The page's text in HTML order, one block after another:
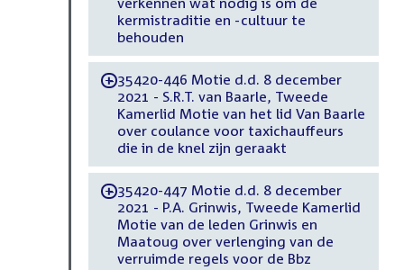
kermistraditie en -cultuur te
behouden
-35420-446 Motie d.d. 8 december
2021 - S.R.T. van Baarle, Tweede
Kamerlid Motie van het lid Van Baarle
over coulance voor taxichauffeurs
die in de knel zijn geraakt
-35420-447 Motie d.d. 8 december
2021 - P.A. Grinwis, Tweede Kamerlid
Motie van de leden Grinwis en
Maatoug over verlenging van de
verruimde regels voor de Bbz